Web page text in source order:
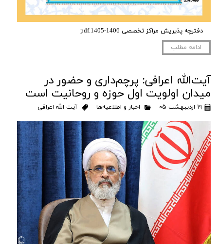
دفترچه پذیریش مراکز تخصصی 1406-1405.pdf
ادامه مطلب
آیت‌الله اعرافی: پرچم‌داری و حضور در
میدان‌ اولویت اول حوزه و روحانیت است
۱۹ اردیبهشت ۰۵ اخبار و اطلاعیه‌ها آیت الله اعرافی